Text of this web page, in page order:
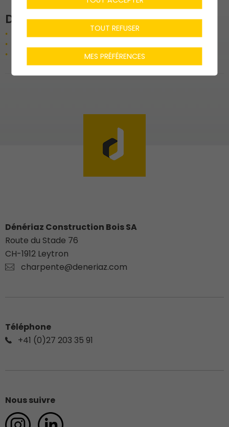
Données techniques
Bureau en bois chêne
Revêtement mural acoustique WoodUpp
Dénériaz Construction Bois SA
Route du Stade 76
CH-1912 Leytron
charpente@deneriaz.com
Téléphone
+41 (0)27 203 35 91
Nous suivre
TOUT REFUSER
MES PRÉFÉRENCES